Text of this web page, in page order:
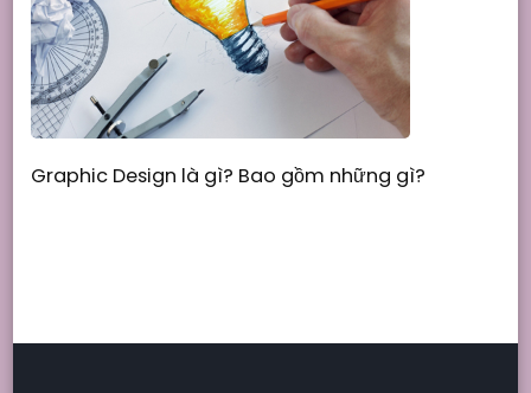
Graphic Design là gì? Bao gồm những gì?